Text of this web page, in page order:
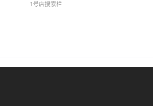
1号店搜索栏